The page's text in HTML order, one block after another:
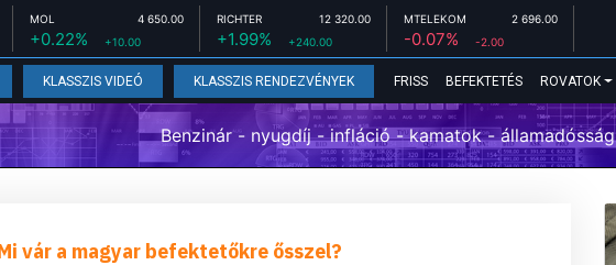
MOL 4 650.00
+0.22% +10.00
RICHTER 12 320.00
+1.99% +240.00
MTELEKOM 2 696.00
-0.07% -2.00
KLASSZIS VIDEÓ KLASSZIS RENDEZVÉNYEK FRISS BEFEKTETÉS ROVATOK
Benzinár - nyugdíj - infláció - kamatok - államadósság
vár a magyar befektetőkre ősszel?